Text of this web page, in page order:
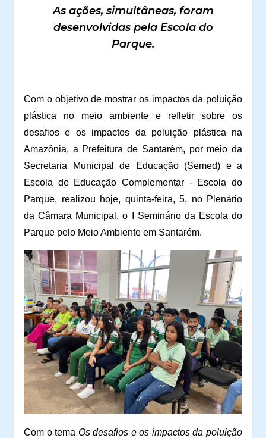
As ações, simultâneas, foram
desenvolvidas pela Escola do
Parque.
Com o objetivo de mostrar os impactos da poluição
plástica no meio ambiente e refletir sobre os
desafios e os impactos da poluição plástica na
Amazônia, a Prefeitura de Santarém, por meio da
Secretaria Municipal de Educação (Semed) e a
Escola de Educação Complementar - Escola do
Parque, realizou hoje, quinta-feira, 5, no Plenário
da Câmara Municipal, o I Seminário da Escola do
Parque pelo Meio Ambiente em Santarém.
Com o tema Os desafios e os impactos da poluição